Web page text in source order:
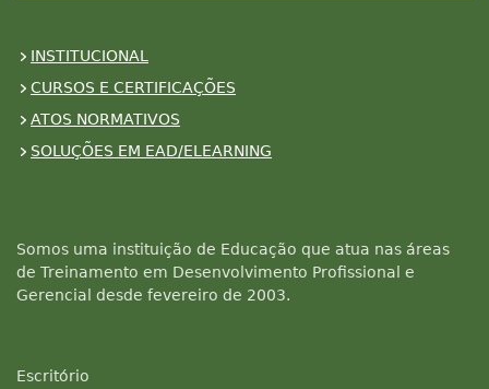
INSTITUCIONAL
CURSOS E CERTIFICAÇÕES
ATOS NORMATIVOS
SOLUÇÕES EM EAD/ELEARNING
Somos uma instituição de Educação que atua nas áreas
de Treinamento em Desenvolvimento Profissional e
Gerencial desde fevereiro de 2003.
Escritório